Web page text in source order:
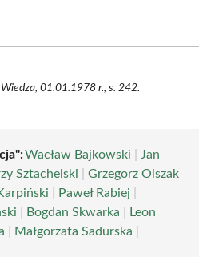
01.01.1978 r., s. 242.
Wacław Bajkowski
Jan
Sztachelski |Grzegorz Olszak
Paweł Rabiej
Bogdan Skwarka
Leon
Małgorzata Sadurska